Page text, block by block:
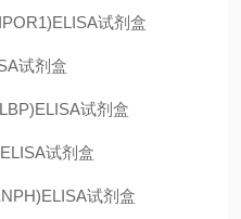
试剂盒
试剂盒
试剂盒
试剂盒
试剂盒